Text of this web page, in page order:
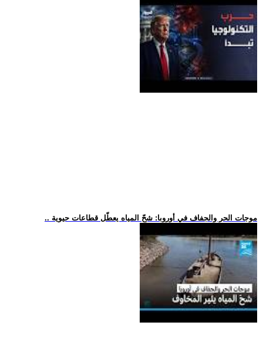
.. موجات الحر والجفاف في أوروبا: شحّ المياه يعطّل قطاعات حيوية